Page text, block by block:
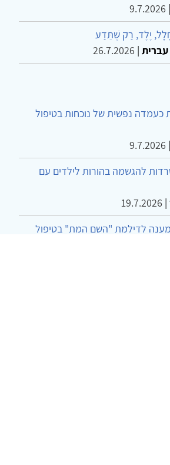
|
9.7.2026
יֶלֶד, רַק שֶׁתֵּדַע
עברית |
26.7.2026
כעמדה נפשית של נוכחות בטיפול
|
9.7.2026
להגשמה בהורות לילדים עם
|
19.7.2026
לדילמת "השם המת" בטיפול